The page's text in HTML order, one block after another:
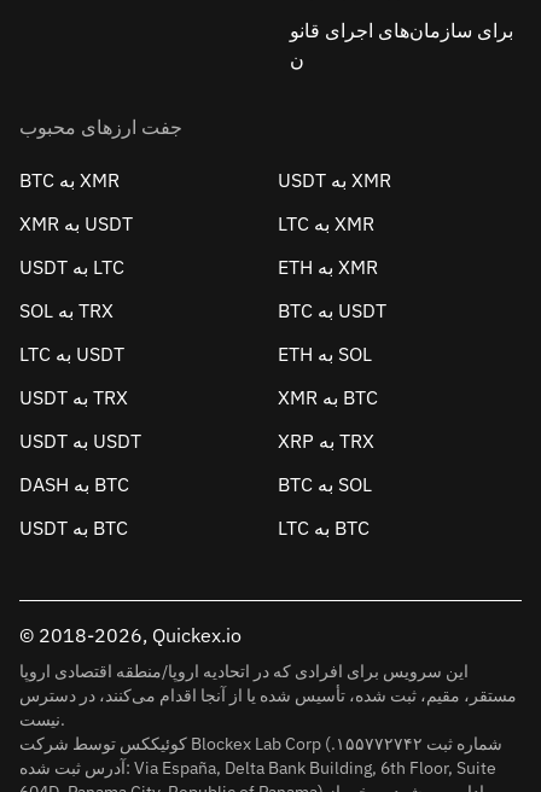
برای سازمان‌های اجرای قانو
ن
جفت ارزهای محبوب
BTC به XMR
USDT به XMR
XMR به USDT
LTC به XMR
USDT به LTC
ETH به XMR
SOL به TRX
BTC به USDT
LTC به USDT
ETH به SOL
USDT به TRX
XMR به BTC
USDT به USDT
XRP به TRX
DASH به BTC
BTC به SOL
USDT به BTC
LTC به BTC
© 2018-2026, Quickex.io
این سرویس برای افرادی که در اتحادیه اروپا/منطقه اقتصادی اروپا
مستقر، مقیم، ثبت شده، تأسیس شده یا از آنجا اقدام می‌کنند، در دسترس
نیست.
کوئیککس توسط شرکت Blockex Lab Corp (شماره ثبت ۱۵۵۷۷۲۷۴۲.
آدرس ثبت شده: Via España, Delta Bank Building, 6th Floor, Suite